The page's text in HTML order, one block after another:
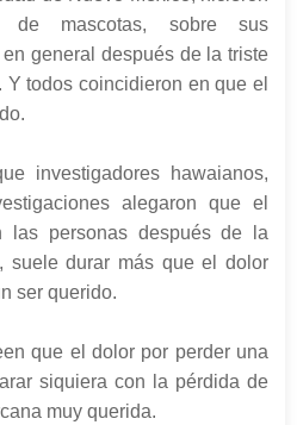
de mascotas, sobre sus
general después de la triste
todos coincidieron en que el
investigadores hawaianos,
alegaron que el
las personas después de la
suele durar más que el dolor
ser querido.
que el dolor por perder una
siquiera con la pérdida de
muy querida.